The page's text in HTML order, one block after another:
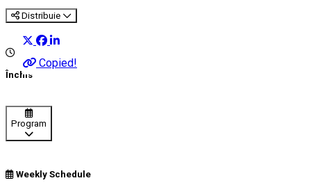
Distribuie
Copied!
Închis
Program
Weekly Schedule